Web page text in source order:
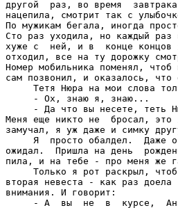
другой  раз, во время
нацепила, смотрит так с
По мужикам бегала, иногда
Сто раз уходила, но каждый
хуже с  ней, и в  конце концов
отходил, все на ту дорожку
Номер мобильника поменял,
сам позвонил, и оказалось, что
Тетя Нюра на мои слова
     - Ох, знаю я, знаю...
- Да что вы несете, теть
Меня еще никто не  бросал,
замучал, я уж даже и симку
Я  просто обалдел.  Даже
ожидал.  Пришла на день
пила, и на тебе - про меня же
Только я рот раскрыл,
вторая невеста - как раз
внимания. И говорит:
- А  вы  не  в  курсе,